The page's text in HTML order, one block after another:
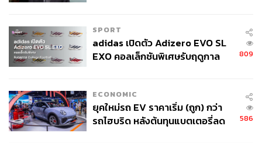
SPORT
adidas เปิดตัว Adizero EVO SL
EXO คอลเล็กชันพิเศษรับฤดูกาล
809
ECONOMIC
ยุคใหม่รถ EV ราคาเริ่ม (ถูก) กว่า
รถไฮบริด หลังต้นทุนแบตเตอรี่ลด
586